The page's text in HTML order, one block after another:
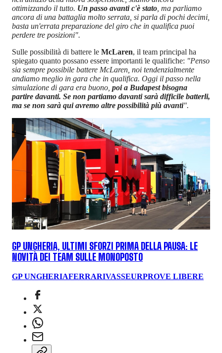
ottimizzando il tutto. Un passo avanti c'è stato, ma parliamo
ancora di una battaglia molto serrata, si parla di pochi decimi,
basta un'errata preparazione del giro che in qualifica puoi
perdere tre posizioni".
Sulle possibilità di battere le McLaren, il team principal ha
spiegato quanto possano essere importanti le qualifiche: "Penso
sia sempre possibile battere McLaren, noi tendenzialmente
andiamo meglio in gara che in qualifica. Oggi il passo nella
simulazione di gara era buono, poi a Budapest bisogna
partire davanti. Se non partiamo davanti sarà difficile batterli,
ma se non sarà qui avremo altre possibilità più avanti".
GP UNGHERIA, ULTIMI SFORZI PRIMA DELLA PAUSA: LE
NOVITÀ DEI TEAM SULLE MONOPOSTO
GP UNGHERIAFERRARIVASSEURPROVE LIBERE